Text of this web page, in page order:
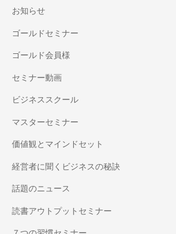
お知らせ
ゴールドセミナー
ゴールド会員様
セミナー動画
ビジネススクール
マスターセミナー
価値観とマインドセット
経営者に聞くビジネスの秘訣
話題のニュース
読書アウトプットセミナー